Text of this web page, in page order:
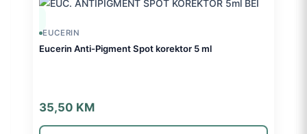
EUCERIN
Eucerin Anti-Pigment Spot korektor 5 ml
35,50 KM